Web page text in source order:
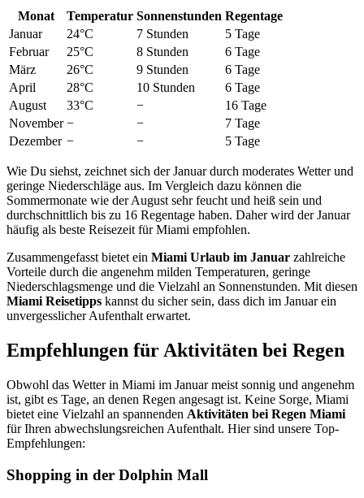
Monat Temperatur Sonnenstunden Regentage
Januar
24°C 7 Stunden
5 Tage
Februar
25°C 8 Stunden
6 Tage
März
26°C 9 Stunden
6 Tage
April
28°C 10 Stunden
6 Tage
August
33°C −
16 Tage
November − −
7 Tage
Dezember − − 5 Tage
Wie Du siehst, zeichnet sich der Januar durch moderates Wetter und
geringe Niederschläge aus. Im Vergleich dazu können die
Sommermonate wie der August sehr feucht und heiß sein und
durchschnittlich bis zu 16 Regentage haben. Daher wird der Januar
häufig als beste Reisezeit für Miami empfohlen.
Zusammengefasst bietet ein Miami Urlaub im Januar zahlreiche
Vorteile durch die angenehm milden Temperaturen, geringe
Niederschlagsmenge und die Vielzahl an Sonnenstunden. Mit diesen
Miami Reisetipps kannst du sicher sein, dass dich im Januar ein
unvergesslicher Aufenthalt erwartet.
Empfehlungen für Aktivitäten bei Regen
Obwohl das Wetter in Miami im Januar meist sonnig und angenehm
ist, gibt es Tage, an denen Regen angesagt ist. Keine Sorge, Miami
bietet eine Vielzahl an spannenden Aktivitäten bei Regen Miami
für Ihren abwechslungsreichen Aufenthalt. Hier sind unsere Top-
Empfehlungen:
Shopping in der Dolphin Mall